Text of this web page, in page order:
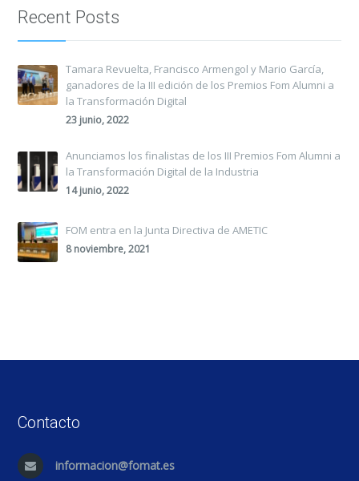
Recent Posts
Tamara Revuelta, Francisco Armengol y Mario García,
ganadores de la III edición de los Premios Fom Alumni a
la Transformación Digital
23 junio, 2022
Anunciamos los finalistas de los III Premios Fom Alumni a
la Transformación Digital de la Industria
14 junio, 2022
FOM entra en la Junta Directiva de AMETIC
8 noviembre, 2021
Contacto
informacion@fomat.es